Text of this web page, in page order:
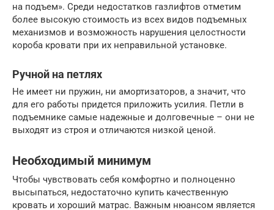
на подъем». Среди недостатков газлифтов отметим
более высокую стоимость из всех видов подъемных
механизмов и возможность нарушения целостности
короба кровати при их неправильной установке.
Ручной на петлях
Не имеет ни пружин, ни амортизаторов, а значит, что
для его работы придется приложить усилия. Петли в
подъемнике самые надежные и долговечные – они не
выходят из строя и отличаются низкой ценой.
Необходимый минимум
Чтобы чувствовать себя комфортно и полноценно
высыпаться, недостаточно купить качественную
кровать и хороший матрас. Важным нюансом является